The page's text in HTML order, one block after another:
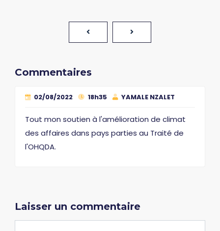
Commentaires
02/08/2022 18h35 YAMALE NZALET
Tout mon soutien à l'amélioration de climat
des affaires dans pays parties au Traité de
l'OHQDA.
Laisser un commentaire